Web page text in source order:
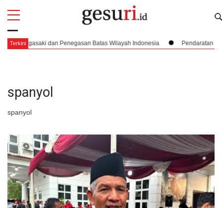
Terkinidan Penegasan Batas Wilayah Indonesia Pendaratan yang
spanyol
spanyol
All